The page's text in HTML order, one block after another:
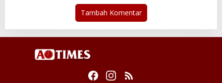
Tambah Komentar